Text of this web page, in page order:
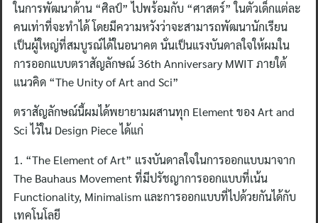
ในการพัฒนาด้าน “ศิลป์” ไปพร้อมกับ “ศาสตร์” ในตัวเด็กแต่ละ
คนเท่าที่จะทำได้ โดยมีความหวังว่าจะสามารถพัฒนานักเรียน
เป็นผู้ใหญ่ที่สมบูรณ์ได้ในอนาคต นั่นเป็นแรงบันดาลใจให้ผมใน
การออกแบบตราสัญลักษณ์ 36th Anniversary MWIT ภายใต้
แนวคิด “The Unity of Art and Sci”
ตราสัญลักษณ์นี้ผมได้พยายามผสานทุก Element ของ Art and
Sci ไว้ใน Design Piece ได้แก่
1. “The Element of Art” แรงบันดาลใจในการออกแบบมาจาก
The Bauhaus Movement ที่มีปรัชญาการออกแบบที่เน้น
Functionality, Minimalism และการออกแบบที่ไปด้วยกันได้กับ
เทคโนโลยี